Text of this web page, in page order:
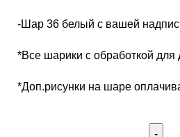
-Шар 36 белый с вашей
*Все шарики с обработкой для
*Доп.рисунки на шаре